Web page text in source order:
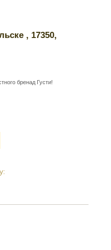
, 17350,
бренад Густи!